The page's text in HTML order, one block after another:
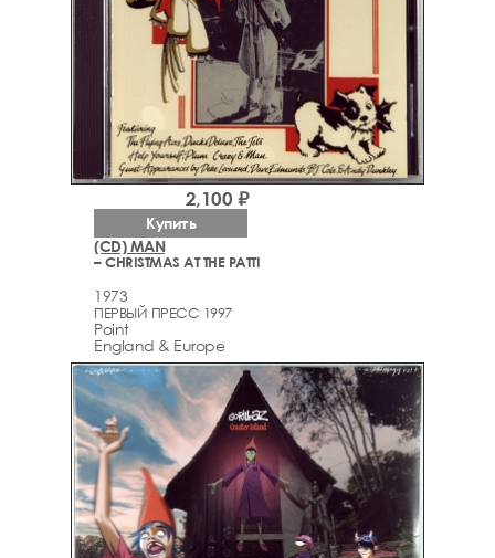
(CD) MAN
– CHRISTMAS AT THE PATTI
1973
ПЕРВЫЙ ПРЕСС 1997
Point
England & Europe
2,100 ₽
Купить